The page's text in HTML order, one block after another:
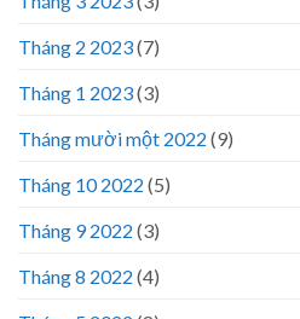
Tháng 2 2023(7)
Tháng 1 2023(3)
Tháng mười một 2022 (9)
Tháng 10 2022 (5)
Tháng 9 2022 (3)
Tháng 8 2022 (4)